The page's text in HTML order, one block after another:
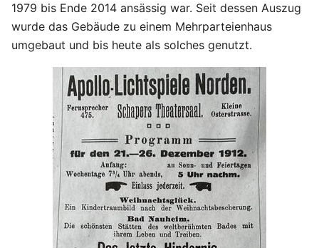
1979 bis Ende 2014 ansässig war. Seit dessen Auszug
wurde das Gebäude zu einem Mehrparteienhaus
umgebaut und bis heute als solches genutzt.